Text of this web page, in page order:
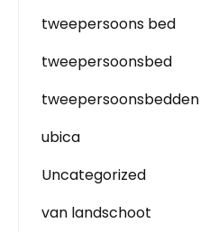
tweepersoons bed
tweepersoonsbed
tweepersoonsbedden
ubica
Uncategorized
van landschoot